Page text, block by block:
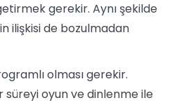
gerekir. Aynı şekilde
ilişkisi de bozulmadan
olması gerekir.
oyun ve dinlenme ile